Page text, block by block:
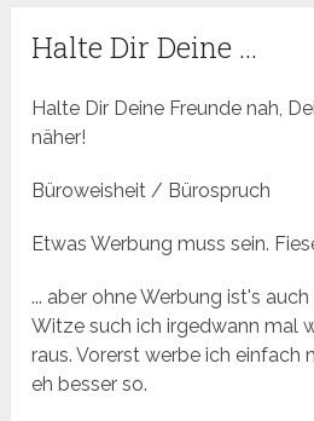
Halte Dir Deine …
Halte Dir Deine Freunde nah,
näher!
Büroweisheit / Bürospruch
Etwas Werbung muss sein.
... aber ohne Werbung ist's
Witze such ich irgedwann mal
raus. Vorerst werbe ich einfach
eh besser so.